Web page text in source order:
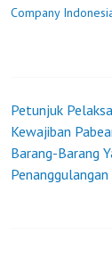
Company
Post
Petunjuk
Kewajiban
Barang-Barang